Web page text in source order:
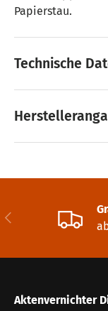
Papierstau.
Technische
Vorherige
Aktenvernichter